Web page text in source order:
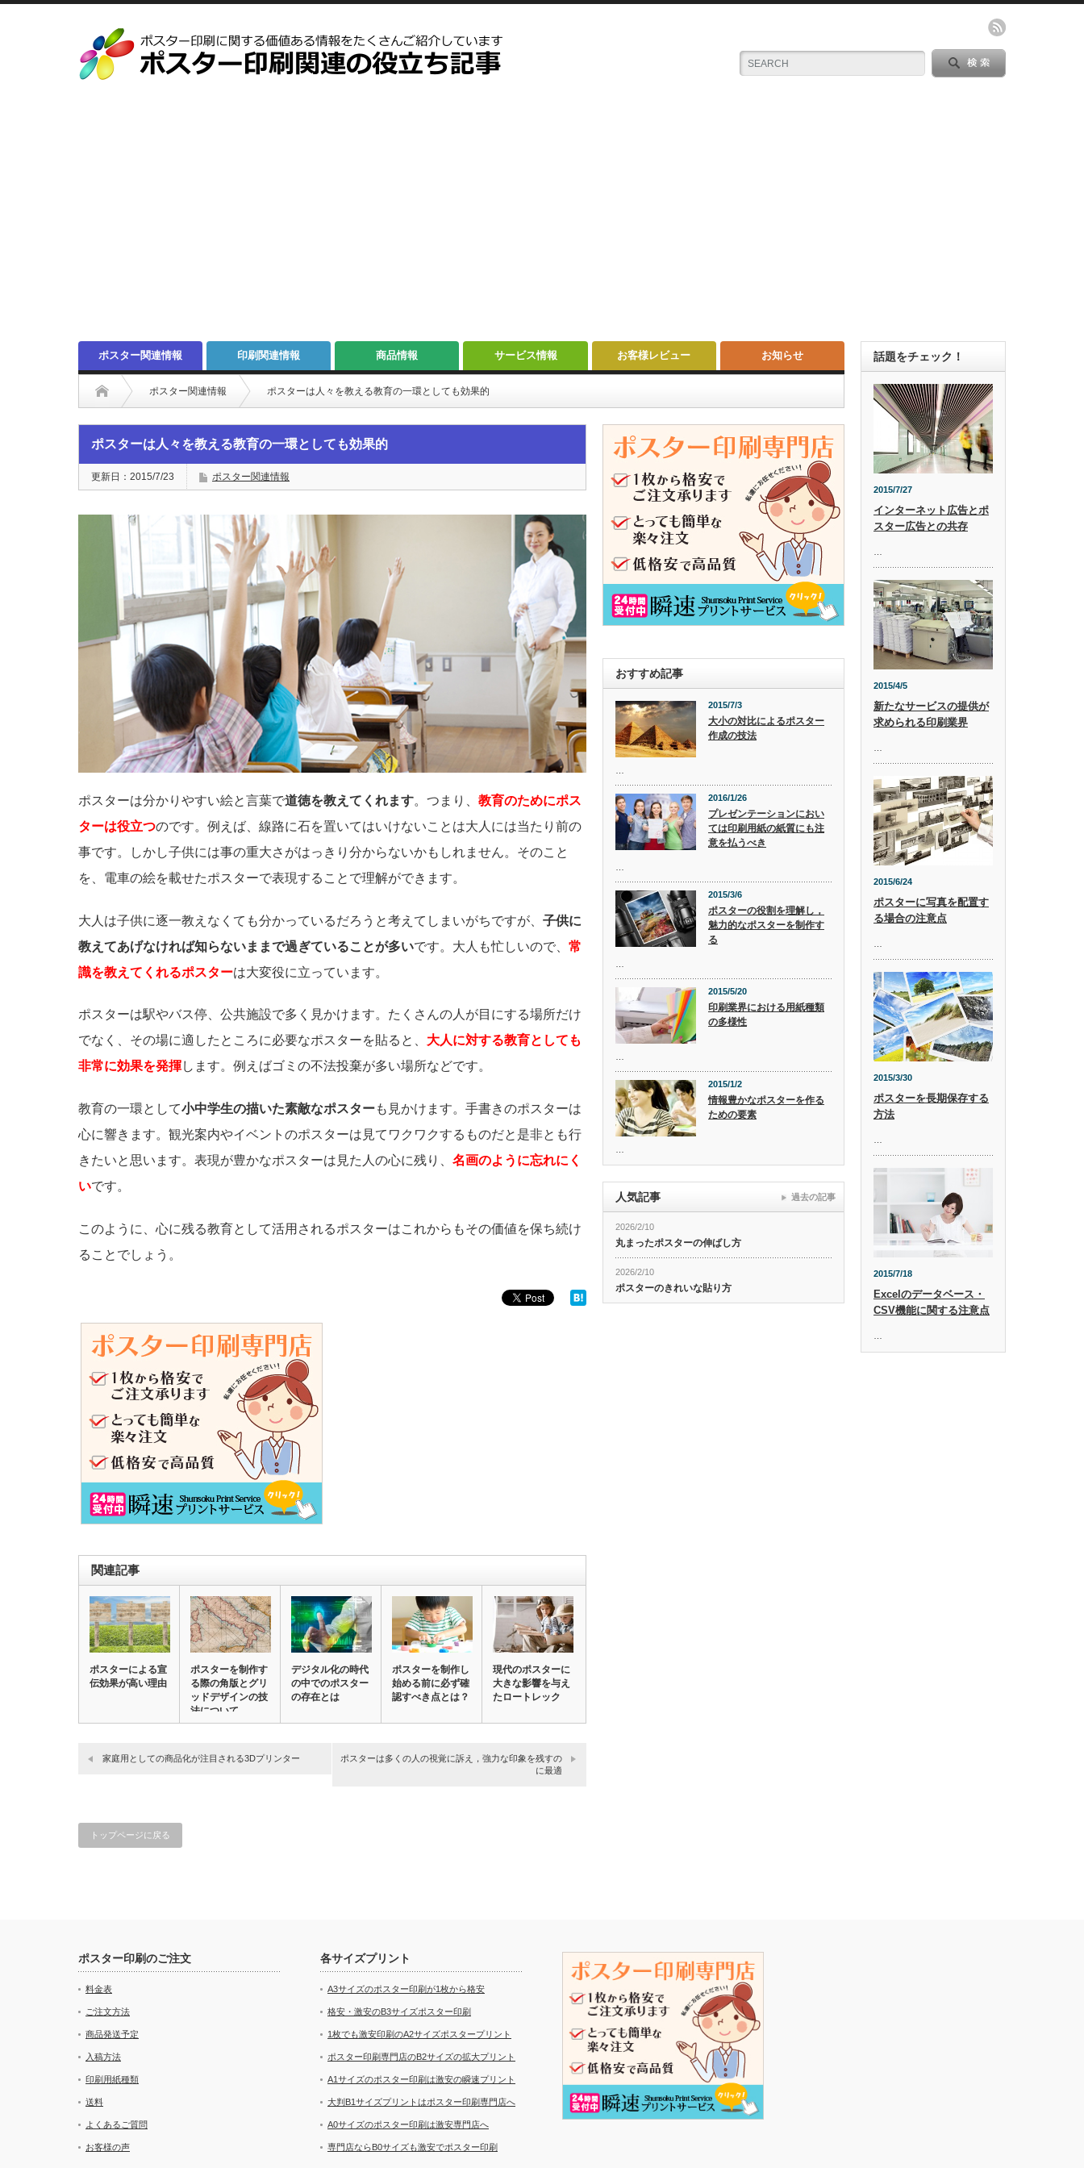
ポスター関連情報 印刷関連情報 商品情報 サービス情報 お客様レビュー お知らせ
ポスター関連情報 ポスターは人々を教える教育の一環としても効果的
ポスターは人々を教える教育の一環としても効果的
更新日：2015/7/23 ポスター関連情報
ポスターは分かりやすい絵と言葉で道徳を教えてくれます。つまり、 教育のためにポス
ターは役立つのです。例えば、線路に石を置いてはいけないことは大人には当たり前の
事です。しかし子供には事の重大さがはっきり分からないかもしれません。そのこと
を、電車の絵を載せたポスターで表現することで理解ができます。
大人は子供に逐一教えなくても分かっているだろうと考えてしまいがちですが、 子供に
教えてあげなければ知らないままで過ぎていることが多いです。大人も忙しいので、 常
識を教えてくれるポスターは大変役に立っています。
ポスターは駅やバス停、公共施設で多く見かけます。たくさんの人が目にする場所だけ
でなく、その場に適したところに必要なポスターを貼ると、 大人に対する教育としても
非常に効果を発揮します。例えばゴミの不法投棄が多い場所などです。
教育の一環として小中学生の描いた素敵なポスターも見かけます。手書きのポスターは
心に響きます。観光案内やイベントのポスターは見てワクワクするものだと是非とも行
きたいと思います。表現が豊かなポスターは見た人の心に残り、 名画のように忘れにく
いです。
このように、心に残る教育として活用されるポスターはこれからもその価値を保ち続け
ることでしょう。
関連記事
ポスターによる宣
伝効果が高い理由
ポスターを制作す
る際の角版とグリ
ッドデザインの技
法について
デジタル化の時代
の中でのポスター
の存在とは
ポスターを制作し
始める前に必ず確
認すべき点とは？
現代のポスターに
大きな影響を与え
たロートレック
家庭用としての商品化が注目される3Dプリンター
ポスターは多くの人の視覚に訴え，強力な印象を残すの
に最適
トップページに戻る
おすすめ記事
2015/7/3
大小の対比によるポスター
作成の技法
2016/1/26
プレゼンテーションにおい
ては印刷用紙の紙質にも注
意を払うべき
2015/3/6
ポスターの役割を理解し，
魅力的なポスターを制作す
る
2015/5/20
印刷業界における用紙種類
の多様性
2015/1/2
情報豊かなポスターを作る
ための要素
人気記事
2026/2/10
丸まったポスターの伸ばし方
2026/2/10
ポスターのきれいな貼り方
過去の記事
話題をチェック！
2015/7/27
インターネット広告とポ
スター広告との共存
2015/4/5
新たなサービスの提供が
求められる印刷業界
2015/6/24
ポスターに写真を配置す
る場合の注意点
2015/3/30
ポスターを長期保存する
方法
2015/7/18
Excelのデータベース・
CSV機能に関する注意点
ポスター印刷のご注文
料金表
ご注文方法
商品発送予定
入稿方法
印刷用紙種類
送料
よくあるご質問
お客様の声
各サイズプリント
A3サイズのポスター印刷が1枚から格安
格安・激安のB3サイズポスター印刷
1枚でも激安印刷のA2サイズポスタープリント
ポスター印刷専門店のB2サイズの拡大プリント
A1サイズのポスター印刷は激安の瞬速プリント
大判B1サイズプリントはポスター印刷専門店へ
A0サイズのポスター印刷は激安専門店へ
専門店ならB0サイズも激安でポスター印刷